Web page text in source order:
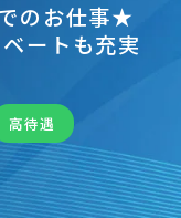
のお仕事★
ートも充実
高待遇